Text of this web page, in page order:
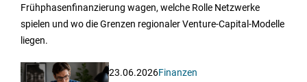
Frühphasenfinanzierung wagen, welche Rolle Netzwerke
spielen und wo die Grenzen regionaler Venture-Capital-Modelle
liegen.
23.06.2026Finanzen